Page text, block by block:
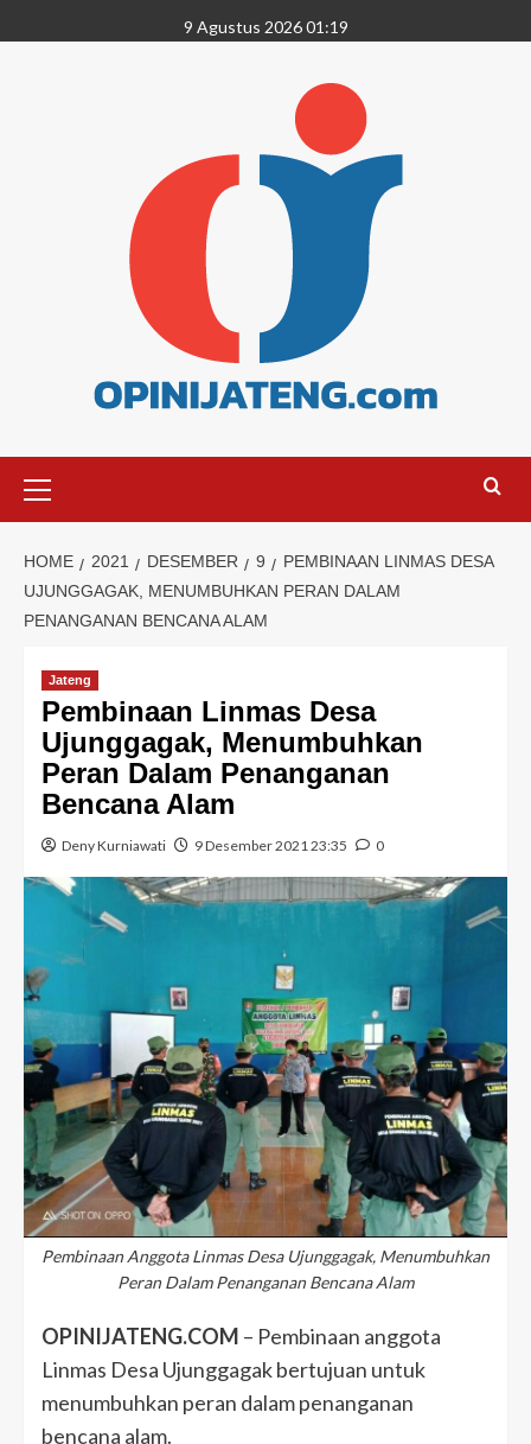
9 Agustus 2026 01:19
HOME 2021 DESEMBER 9
PEMBINAAN LINMAS DESA
UJUNGGAGAK, MENUMBUHKAN PERAN DALAM
PENANGANAN BENCANA ALAM
Jateng
Pembinaan Linmas Desa
Ujunggagak, Menumbuhkan
Peran Dalam Penanganan
Bencana Alam
Deny Kurniawati 9 Desember 2021 23:35 0
Pembinaan Anggota Linmas Desa Ujunggagak, Menumbuhkan
Peran Dalam Penanganan Bencana Alam
OPINIJATENG.COM – Pembinaan anggota
Linmas Desa Ujunggagak bertujuan untuk
menumbuhkan peran dalam penanganan
bencana alam.